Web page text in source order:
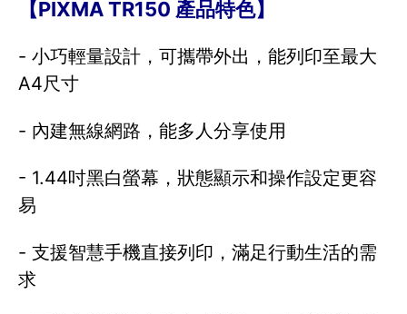
【PIXMA TR150 產品特色】
- 小巧輕量設計，可攜帶外出，能列印至最大
A4尺寸
- 內建無線網路，能多人分享使用
- 1.44吋黑白螢幕，狀態顯示和操作設定更容
易
- 支援智慧手機直接列印，滿足行動生活的需
求